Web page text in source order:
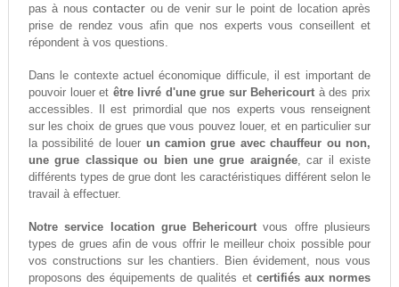
pas à nouscontacter ou de venir sur le point de location après
prise de rendez vous afin que nos experts vous conseillent et
répondent à vos questions.
Dans le contexte actuel économique difficule, il est important de
pouvoir louer et être livré d'une grue sur Behericourt à des prix
accessibles. Il est primordial que nos experts vous renseignent
sur les choix de grues que vous pouvez louer, et en particulier sur
la possibilité de louer un camion grue avec chauffeur ou non,
une grue classique ou bien une grue araignée, car il existe
différents types de grue dont les caractéristiques différent selon le
travail à effectuer.
Notre service location grue Behericourt vous offre plusieurs
types de grues afin de vous offrir le meilleur choix possible pour
vos constructions sur les chantiers. Bien évidement, nous vous
proposons des équipements de qualités et certifiés aux normes